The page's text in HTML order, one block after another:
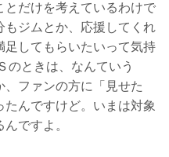
だけを考えているわけで
もジムとか、応援してくれ
足してもらいたいって気持
のときは、なんていう
ファンの方に「見せた
んですけど。いまは対象
ですよ。